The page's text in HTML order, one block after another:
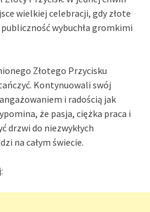
wielkiej celebracji, gdy złote
wybuchła gromkimi
Złotego Przycisku
Kontynuowali swój
i radością jak
że pasja, ciężka praca i
drzwi do niezwykłych
na całym świecie.